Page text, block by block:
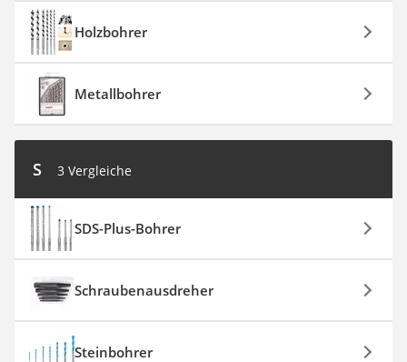
Holzbohrer
Metallbohrer
S 3 Vergleiche
SDS-Plus-Bohrer
Schraubenausdreher
Steinbohrer